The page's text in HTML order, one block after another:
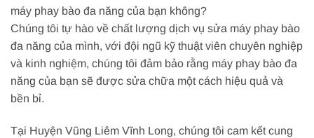
máy phay bào đa năng của bạn không?
Chúng tôi tự hào về chất lượng dịch vụ sửa máy phay bào
đa năng của mình, với đội ngũ kỹ thuật viên chuyên nghiệp
và kinh nghiệm, chúng tôi đảm bảo rằng máy phay bào đa
năng của bạn sẽ được sửa chữa một cách hiệu quả và
bền bỉ.
Tại Huyện Vũng Liêm Vĩnh Long, chúng tôi cam kết cung